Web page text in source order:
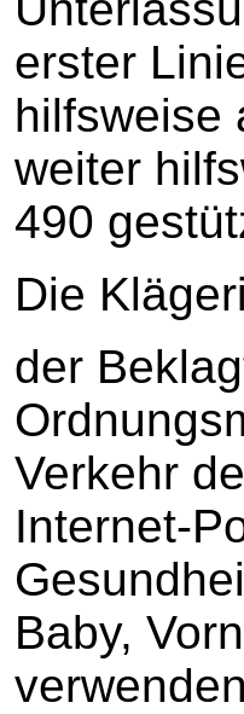
erster
hilfsweise
weiter
490
Die
der
Verkehr
Internet-
Baby,